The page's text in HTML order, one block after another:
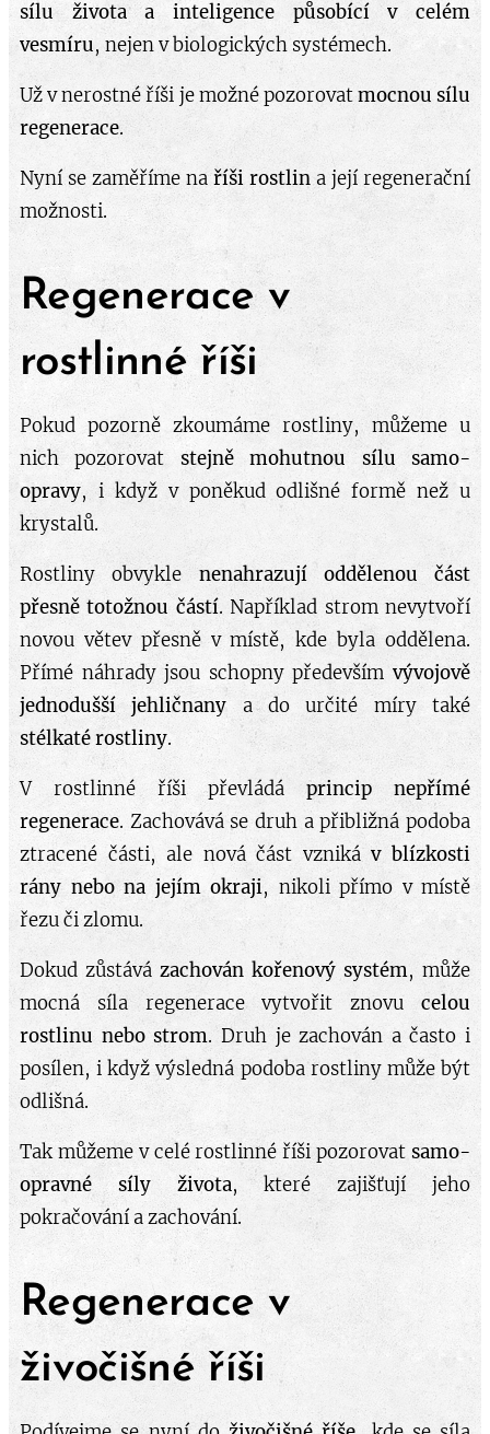
sílu života a inteligence působící v celém
vesmíru, nejen v biologických systémech.
Už v nerostné říši je možné pozorovatmocnou sílu
regenerace.
Nyní se zaměříme na říši rostlina její regenerační
možnosti.
Regenerace v
rostlinné říši
Pokud pozorně zkoumáme rostliny, můžeme u
nich pozorovat stejně mohutnou sílu samo-
opravy, i když v poněkud odlišné formě než u
krystalů.
Rostliny obvyklenenahrazují oddělenou část
přesně totožnou částí. Například strom nevytvoří
novou větev přesně v místě, kde byla oddělena.
Přímé náhrady jsou schopny především vývojově
jednodušší jehličnanya do určité míry také
stélkaté rostliny.
V rostlinné říši převládá princip nepřímé
regenerace. Zachovává se druh a přibližná podoba
ztracené části, ale nová část vznikáv blízkosti
rány nebo na jejím okraji, nikoli přímo v místě
řezu či zlomu.
Dokud zůstává zachován kořenový systém, může
mocná síla regenerace vytvořit znovu celou
rostlinu nebo strom. Druh je zachován a často i
posílen, i když výsledná podoba rostliny může být
odlišná.
Tak můžeme v celé rostlinné říši pozorovat samo-
opravné síly života, které zajišťují jeho
pokračování a zachování.
Regenerace v
živočišné říši